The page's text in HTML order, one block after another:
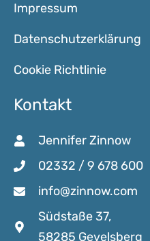
Impressum
Datenschutzerklärung
Cookie Richtlinie
Kontakt
Jennifer Zinnow
02332 / 9 678 600
info@zinnow.com
Südstaße 37,
58285 Gevelsberg